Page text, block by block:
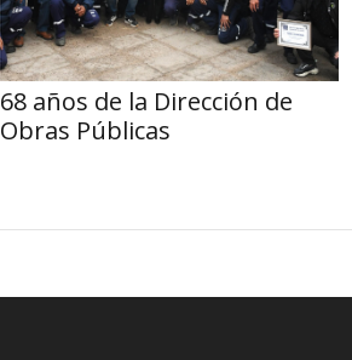
68 años de la Dirección de
Obras Públicas